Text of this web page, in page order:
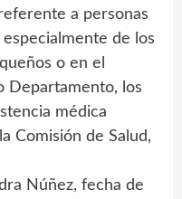
a personas
de los
o en el
Departamento, los
médica
Comisión de Salud,
Núñez, fecha de